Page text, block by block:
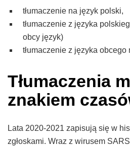
tłumaczenie na język polski,
tłumaczenie z języka
obcy język)
tłumaczenie z języka obcego
Tłumaczenia
znakiem
Lata 2020-2021 zapisują się w
zgłoskami. Wraz z wirusem